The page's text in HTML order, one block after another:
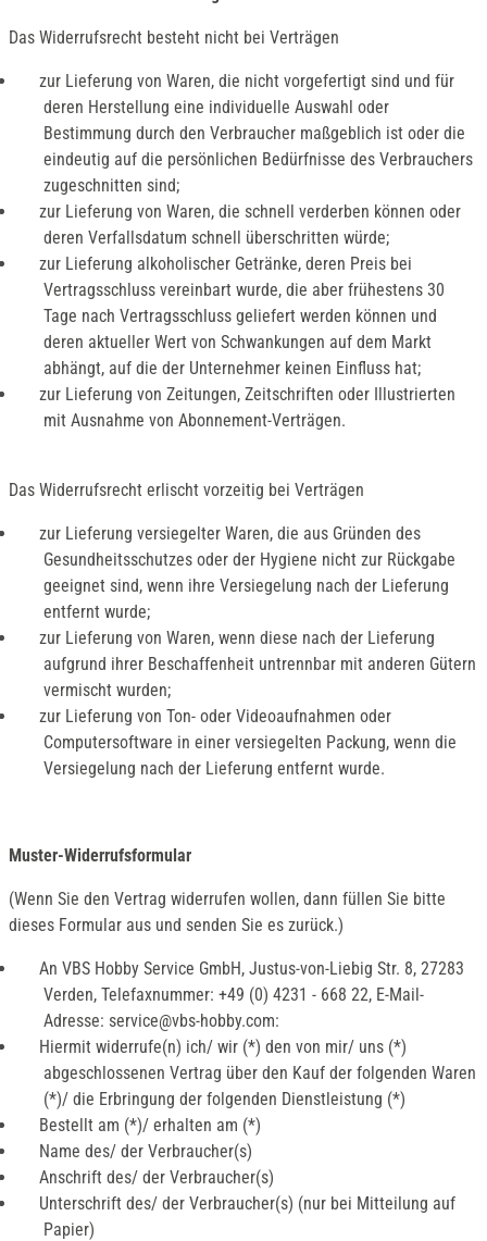
Das Widerrufsrecht besteht nicht bei Verträgen
zur Lieferung von Waren, die nicht vorgefertigt sind und für
deren Herstellung eine individuelle Auswahl oder
Bestimmung durch den Verbraucher maßgeblich ist oder die
eindeutig auf die persönlichen Bedürfnisse des Verbrauchers
zugeschnitten sind;
zur Lieferung von Waren, die schnell verderben können oder
deren Verfallsdatum schnell überschritten würde;
zur Lieferung alkoholischer Getränke, deren Preis bei
Vertragsschluss vereinbart wurde, die aber frühestens 30
Tage nach Vertragsschluss geliefert werden können und
deren aktueller Wert von Schwankungen auf dem Markt
abhängt, auf die der Unternehmer keinen Einfluss hat;
zur Lieferung von Zeitungen, Zeitschriften oder Illustrierten
mit Ausnahme von Abonnement-Verträgen.
Das Widerrufsrecht erlischt vorzeitig bei Verträgen
zur Lieferung versiegelter Waren, die aus Gründen des
Gesundheitsschutzes oder der Hygiene nicht zur Rückgabe
geeignet sind, wenn ihre Versiegelung nach der Lieferung
entfernt wurde;
zur Lieferung von Waren, wenn diese nach der Lieferung
aufgrund ihrer Beschaffenheit untrennbar mit anderen Gütern
vermischt wurden;
zur Lieferung von Ton- oder Videoaufnahmen oder
Computersoftware in einer versiegelten Packung, wenn die
Versiegelung nach der Lieferung entfernt wurde.
Muster-Widerrufsformular
(Wenn Sie den Vertrag widerrufen wollen, dann füllen Sie bitte
dieses Formular aus und senden Sie es zurück.)
An VBS Hobby Service GmbH, Justus-von-Liebig Str. 8, 27283
Verden, Telefaxnummer: +49 (0) 4231 - 668 22, E-Mail-
Adresse: service@vbs-hobby.com:
Hiermit widerrufe(n) ich/ wir (*) den von mir/ uns (*)
abgeschlossenen Vertrag über den Kauf der folgenden Waren
(*)/ die Erbringung der folgenden Dienstleistung (*)
Bestellt am (*)/ erhalten am (*)
Name des/ der Verbraucher(s)
Anschrift des/ der Verbraucher(s)
Unterschrift des/ der Verbraucher(s) (nur bei Mitteilung auf
Papier)